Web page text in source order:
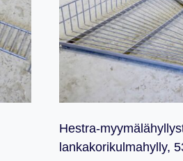
Hestra-
lankakorikulmahylly,